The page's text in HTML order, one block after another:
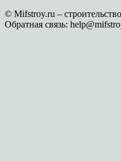
© Mifstroy.ru –
Обратная связь: